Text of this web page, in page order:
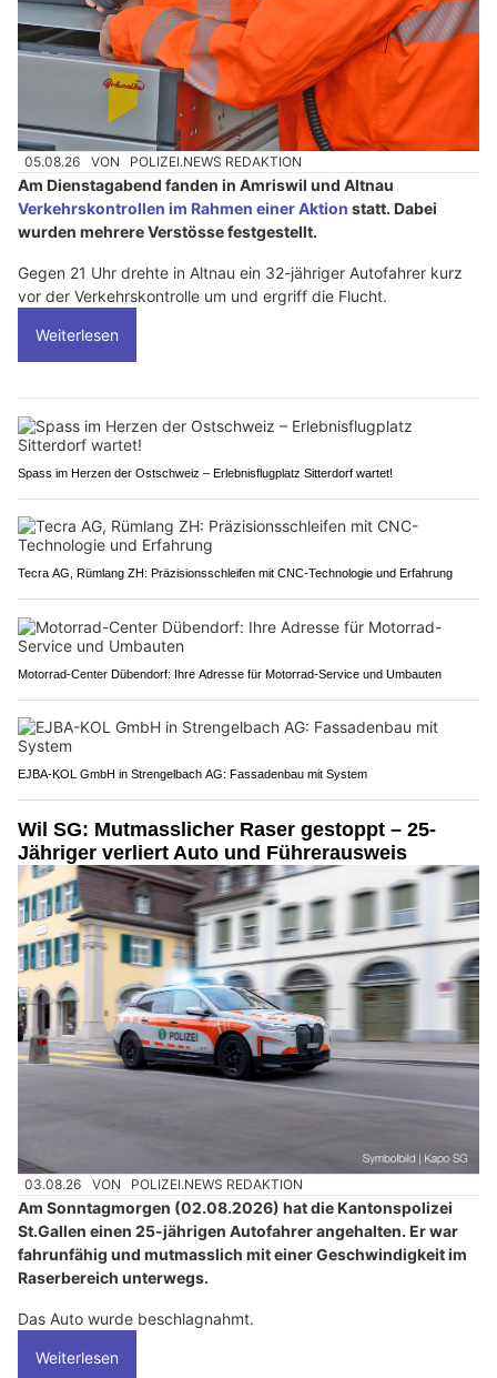
05.08.26 VON POLIZEI.NEWS REDAKTION
Am Dienstagabend fanden in Amriswil und Altnau
Verkehrskontrollen im Rahmen einer Aktion statt. Dabei
wurden mehrere Verstösse festgestellt.
Gegen 21 Uhr drehte in Altnau ein 32-jähriger Autofahrer kurz
vor der Verkehrskontrolle um und ergriff die Flucht.
Weiterlesen
Spass im Herzen der Ostschweiz – Erlebnisflugplatz Sitterdorf wartet!
Tecra AG, Rümlang ZH: Präzisionsschleifen mit CNC-Technologie und Erfahrung
Motorrad-Center Dübendorf: Ihre Adresse für Motorrad-Service und Umbauten
EJBA-KOL GmbH in Strengelbach AG: Fassadenbau mit System
Wil SG: Mutmasslicher Raser gestoppt – 25-
Jähriger verliert Auto und Führerausweis
03.08.26 VON POLIZEI.NEWS REDAKTION
Am Sonntagmorgen (02.08.2026) hat die Kantonspolizei
St.Gallen einen 25-jährigen Autofahrer angehalten. Er war
fahrunfähig und mutmasslich mit einer Geschwindigkeit im
Raserbereich unterwegs.
Das Auto wurde beschlagnahmt.
Weiterlesen